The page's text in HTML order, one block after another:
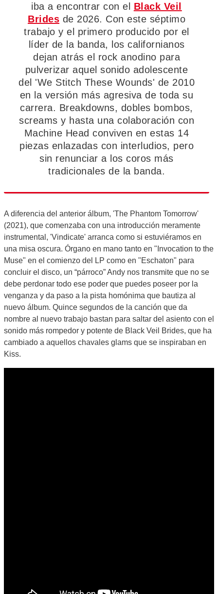
iba a encontrar con el Black Veil
Brides de 2026. Con este séptimo
trabajo y el primero producido por el
líder de la banda, los californianos
dejan atrás el rock anodino para
pulverizar aquel sonido adolescente
del 'We Stitch These Wounds' de 2010
en la versión más agresiva de toda su
carrera. Breakdowns, dobles bombos,
screams y hasta una colaboración con
Machine Head conviven en estas 14
piezas enlazadas con interludios, pero
sin renunciar a los coros más
tradicionales de la banda.
A diferencia del anterior álbum, 'The Phantom Tomorrow'
(2021), que comenzaba con una introducción meramente
instrumental, 'Vindicate' arranca como si estuviéramos en
una misa oscura. Órgano en mano tanto en "Invocation to the
Muse" en el comienzo del LP como en "Eschaton" para
concluir el disco, un “párroco” Andy nos transmite que no se
debe perdonar todo ese poder que puedes poseer por la
venganza y da paso a la pista homónima que bautiza al
nuevo álbum. Quince segundos de la canción que da
nombre al nuevo trabajo bastan para saltar del asiento con el
sonido más rompedor y potente de Black Veil Brides, que ha
cambiado a aquellos chavales glams que se inspiraban en
Kiss.